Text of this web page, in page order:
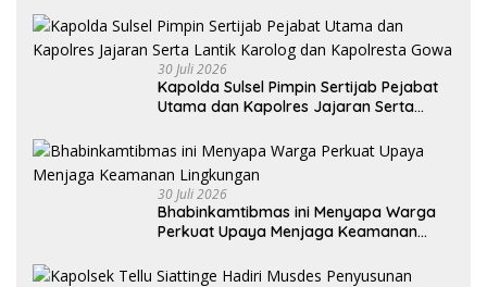
30 Juli 2026
Kapolda Sulsel Pimpin Sertijab Pejabat
Utama dan Kapolres Jajaran Serta
30 Juli 2026
Bhabinkamtibmas ini Menyapa Warga
Perkuat Upaya Menjaga Keamanan